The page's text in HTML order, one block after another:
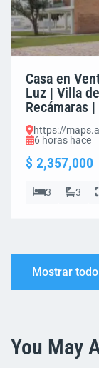
Casa en
Luz | Villa
Recámaras
https://
6 horas hace
$ 2,357,000
3 3
Mostrar todo
You May